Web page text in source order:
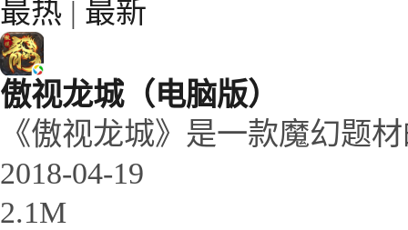
最热 | 最新
傲视龙城（电脑版）
《傲视龙城》是一款魔幻题
2018-04-19
2.1M